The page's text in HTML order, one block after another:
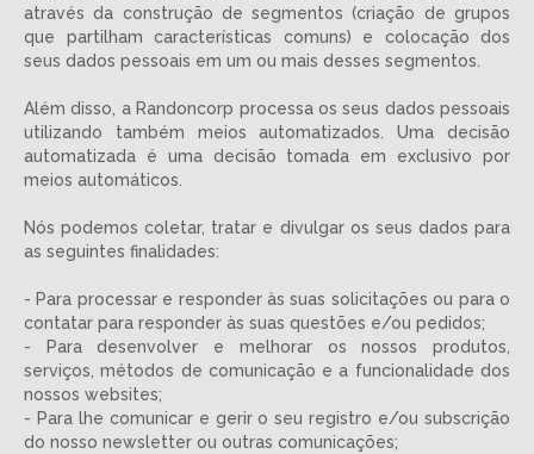
através da construção de segmentos (criação de grupos
que partilham características comuns) e colocação dos
seus dados pessoais em um ou mais desses segmentos.
Além disso, a Randoncorp processa os seus dados pessoais
utilizando também meios automatizados. Uma decisão
automatizada é uma decisão tomada em exclusivo por
meios automáticos.
Nós podemos coletar, tratar e divulgar os seus dados para
as seguintes finalidades:
- Para processar e responder às suas solicitações ou para o
contatar para responder às suas questões e/ou pedidos;
- Para desenvolver e melhorar os nossos produtos,
serviços, métodos de comunicação e a funcionalidade dos
nossos websites;
- Para lhe comunicar e gerir o seu registro e/ou subscrição
do nosso newsletter ou outras comunicações;